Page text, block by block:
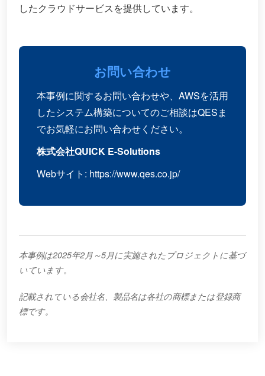
したクラウドサービスを提供しています。
お問い合わせ
本事例に関するお問い合わせや、AWSを活用
したシステム構築についてのご相談はQESま
でお気軽にお問い合わせください。
株式会社QUICK E-Solutions
Webサイト: https://www.qes.co.jp/
本事例は2025年2月～5月に実施されたプロジェクトに基づ
いています。
記載されている会社名、製品名は各社の商標または登録商
標です。